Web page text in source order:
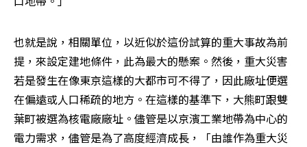
也就是說，相關單位，以近似於這份試算的重大事故為前
提，來設定建地條件，此為最大的懸案。然後，重大災害
若是發生在像東京這樣的大都市可不得了，因此廠址便選
在偏遠或人口稀疏的地方。在這樣的基準下，大熊町跟雙
葉町被選為核電廠廠址。儘管是以京濱工業地帶為中心的
電力需求，儘管是為了高度經濟成長，「由誰作為重大災